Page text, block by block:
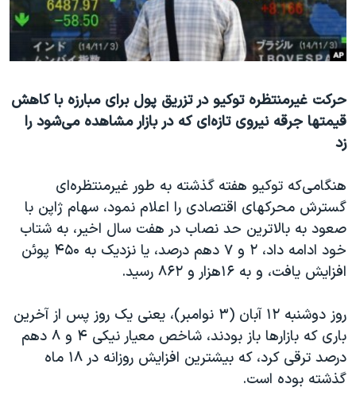
فرهنگ و زندگی
حقوق شهروندی
علم و فناوری
اسرائیل در جنگ
آرشیو پخش زنده
مستندها
انتخابات ریاست جمهوری آمریکا ۲۰۲۴
رمز مهسا
ورزش زنان در ایران
مجموعه مستندهای دادخواهی
تریبونال مردمی آبان ۹۸
دادگاه حمید نوری
چهل سال گروگان‌گیری
اعتراضات مردمی آبان ۹۸
اسرائیل در جنگ
نرگس محمدی برنده جایزه نوبل صلح
دنبال کنید
زبانهای مختلف
حرکت غيرمنتظره توکيو در تزريق پول برای مبارزه با کاهش
قیمتها جرقه نيروی تازه‌ای که در بازار مشاهده می‌شود را
زد
هنگامی‌که توکیو هفته گذشته به طور غیرمنتظره‌ای
گسترش محرکهای اقتصادی را اعلام نمود، سهام ژاپن با
صعود به بالاترين حد نصاب در هفت سال اخیر، به شتاب
خود ادامه داد، ۲ و ۷ دهم درصد، یا نزدیک به ۴۵۰ پوئن
افزایش یافت، و به ۱۶هزار و ۸۶۲ رسيد.
روز دوشنبه ۱۲ آبان (۳ نوامبر)، يعنی يک روز پس از آخرين
باری که بازارها باز بودند، شاخص معیار نیکی ۴ و ۸ دهم
درصد ترقی کرد، که بيشترين افزايش روزانه در ۱۸ ماه
گذشته بوده است.